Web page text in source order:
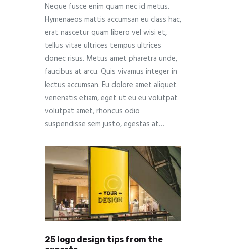
Neque fusce enim quam nec id metus.
Hymenaeos mattis accumsan eu class hac,
erat nascetur quam libero vel wisi et,
tellus vitae ultrices tempus ultrices
donec risus. Metus amet pharetra unde,
faucibus at arcu. Quis vivamus integer in
lectus accumsan. Eu dolore amet aliquet
venenatis etiam, eget ut eu eu volutpat
volutpat amet, rhoncus odio
suspendisse sem justo, egestas at…
25 logo design tips from the